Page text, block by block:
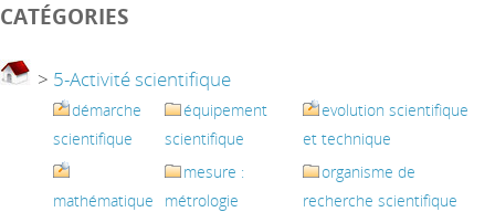
CATÉGORIES
> 5-Activité scientifique
démarche
scientifique
équipement
scientifique
evolution scientifique
et technique
mathématique
mesure :
métrologie
organisme de
recherche scientifique